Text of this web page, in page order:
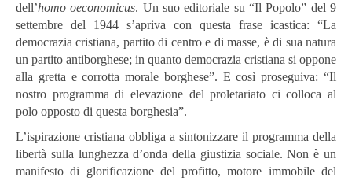
dell’homo oeconomicus. Un suo editoriale su “Il Popolo” del 9
settembre del 1944 s’apriva con questa frase icastica: “La
democrazia cristiana, partito di centro e di masse, è di sua natura
un partito antiborghese; in quanto democrazia cristiana si oppone
alla gretta e corrotta morale borghese”. E così proseguiva: “Il
nostro programma di elevazione del proletariato ci colloca al
polo opposto di questa borghesia”.
L’ispirazione cristiana obbliga a sintonizzare il programma della
libertà sulla lunghezza d’onda della giustizia sociale. Non è un
manifesto di glorificazione del profitto, motore immobile del